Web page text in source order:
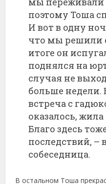
поэтому Тоша
И вот в одну
что мы решили
итоге он
поднялся на
случая не
больше
встреча с
оказалось,
Благо здесь
последствий, –
собеседница.
В остальном Тоша